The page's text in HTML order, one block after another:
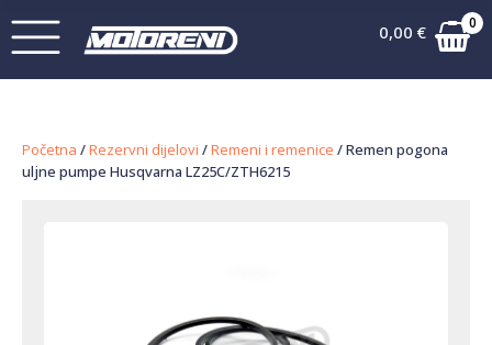
0,00 € 0
Početna /Rezervni dijelovi /Remeni i remenice / Remen pogona
uljne pumpe Husqvarna LZ25C/ZTH6215